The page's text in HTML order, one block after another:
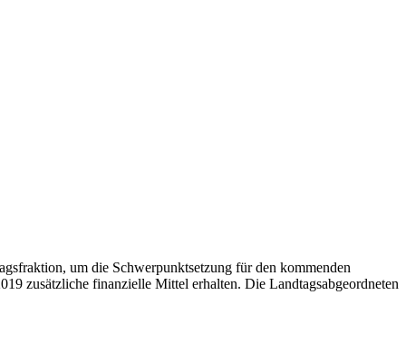
um die Schwerpunktsetzung für den kommenden
zusätzliche finanzielle Mittel erhalten. Die Landtagsabgeordneten